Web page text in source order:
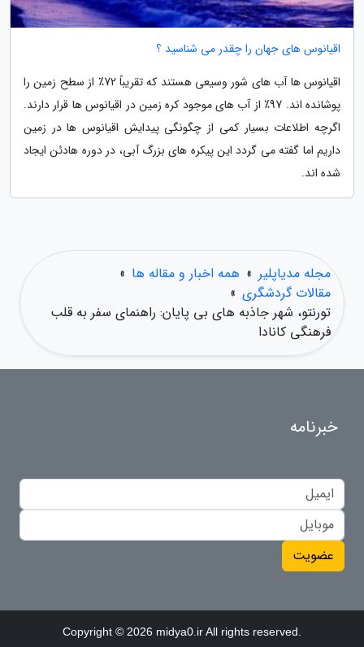
اقیانوس های جهان را چقدر می شناسید ؟
اقیانوس ها آب های شور وسیعی هستند که تقریباً 72٪ از سطح زمین را
پوشانده اند. 97٪ از آب های موجود کره زمین در اقیانوس ها قرار دارند.
اگرچه اطلاعات بسیار کمی از چگونگی پیدایش اقیانوس ها در زمین
داریم اما گفته می گردد این پیکره های بزرگ آبی، در دوره هادئن ایجاد
شده اند.
مجله مدیاپلیر » همه اخبار و مقاله ها »
مقالات گردشگری »
تورنتو، شهر جاذبه های بی پایان: راهنمای سفر به قلب
فرهنگی کانادا
خبرنامه
عضویت
Copyright © 2026 midya0.ir All rights reserved.